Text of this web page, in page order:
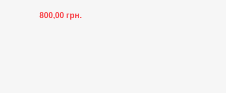
800,00 грн.